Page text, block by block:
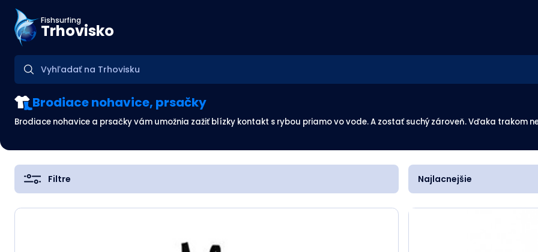
Fishsurfing
Trhovisko
Brodiace nohavice, prsačky
Brodiace nohavice a prsačky vám umožnia zažiť blízky kontakt s rybou priamo vo vode. A zostať suchý zároveň. Vďaka trakom
Filtre Najlacnejšie